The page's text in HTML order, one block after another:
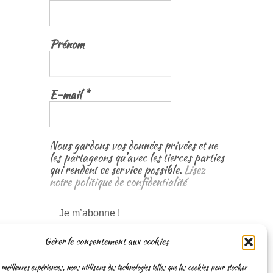
Gérer le consentement aux cookies
expériences, nous utilisons des technologies telles que les cookies pour stocker
Prénom
E-mail*
Nous gardons vos données privées et ne
les partageons qu’avec les tierces parties
qui rendent ce service possible.Lisez
notre politique de confidentialité